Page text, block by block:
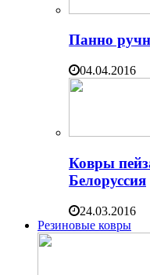
Панно
04.04.2016
Ковры
Белоруссия
24.03.2016
Резиновые ковры